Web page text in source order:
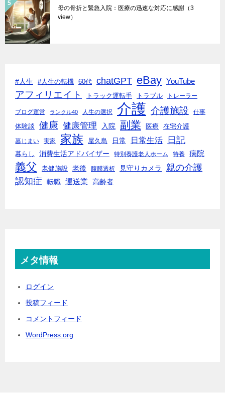
母の骨折と緊急入院：医療の迅速な対応に感謝 （3
view）
#人生 #人生の転機 60代 chatGPT eBay YouTube
アフィリエイト トラック運転手 トラブル トレーラー
ブログ運営 ランクル40 人生の選択 介護 介護施設 仕事
体験談 健康 健康管理 入院 副業 医療 在宅介護
墓じまい 実家 家族 屋久島 日常 日常生活 日記
暮らし 消費生活アドバイザー 特別養護老人ホーム 特養 病院
義父 老健施設 老後 腹膜透析 見守りカメラ
親の介護
認知症
転職 運送業 高齢者
メタ情報
ログイン
投稿フィード
コメントフィード
WordPress.org